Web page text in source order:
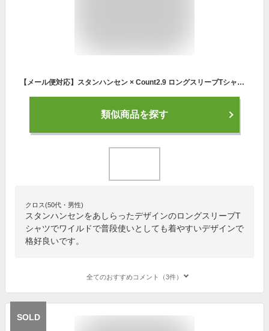
【メール便対応】スタンハンセン × Count2.9 ロングスリーブTシャツ (ブラック) 新日本プロレス NJPW 全日本プロレス
類似商品を探す
クロス(50代・男性)
スタンハンセンをあしらったデザインのロングスリーブT
シャツでワイルドで普段使いとしても着やすいデザインで
格好良いです。
全てのおすすめコメント（3件）
SOLD